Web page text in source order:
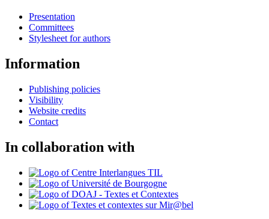
Presentation
Committees
Stylesheet for authors
Information
Publishing policies
Visibility
Website credits
Contact
In collaboration with